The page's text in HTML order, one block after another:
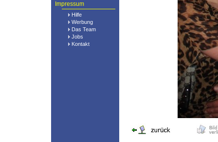
Impressum
Hilfe
Werbung
Das Team
Jobs
Kontakt